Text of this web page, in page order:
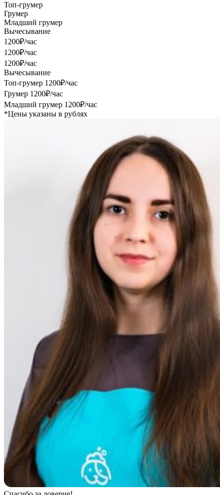
Топ-грумер
Грумер
Младший грумер
Вычесывание
1200₽/час
1200₽/час
1200₽/час
Вычесывание
Топ-грумер 1200₽/час
Грумер 1200₽/час
Младший грумер 1200₽/час
*Цены указаны в рублях